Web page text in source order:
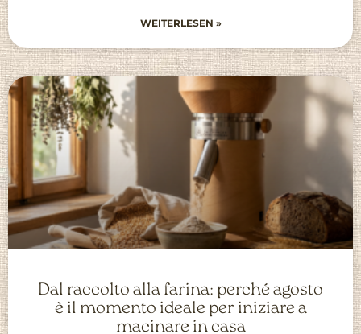
WEITERLESEN »
Dal raccolto alla farina: perché agosto
è il momento ideale per iniziare a
macinare in casa